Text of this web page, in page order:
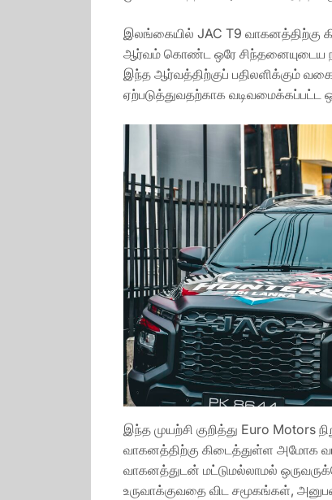
இலங்கையில் JAC T9 வாகனத்திற்கு
ஆர்வம் கொண்ட ஒரே சிந்தனையுடைய
இந்த ஆர்வத்திற்குப் பதிலளிக்கும்
ஏற்படுத்துவதற்காக வடிவமைக்கப்பட்ட
இந்த முயற்சி குறித்து Euro Motors
வாகனத்திற்கு கிடைத்துள்ள அமோக
வாகனத்துடன் மட்டுமல்லாமல்
உருவாக்குவதை விட சமூகங்கள்,